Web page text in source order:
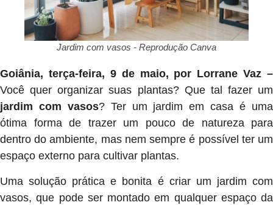
Jardim com vasos - Reprodução Canva
Goiânia, terça-feira, 9 de maio, por Lorrane Vaz –
Você quer organizar suas plantas? Que tal fazer um
jardim com vasos? Ter um jardim em casa é uma
ótima forma de trazer um pouco de natureza para
dentro do ambiente, mas nem sempre é possível ter um
espaço externo para cultivar plantas.
Uma solução prática e bonita é criar um jardim com
vasos, que pode ser montado em qualquer espaço da